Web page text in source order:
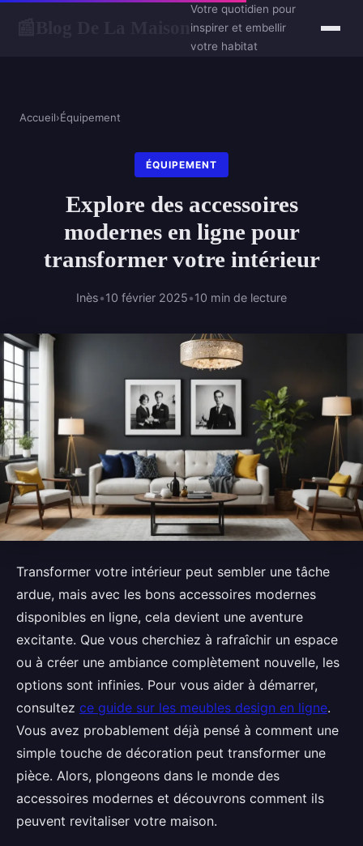
Votre quotidien pour
inspirer et embellir
votre habitat
Accueil›Équipement
ÉQUIPEMENT
Explore des accessoires
modernes en ligne pour
transformer votre intérieur
Inès•10 février 2025•10 min de lecture
Transformer votre intérieur peut sembler une tâche
ardue, mais avec les bons accessoires modernes
disponibles en ligne, cela devient une aventure
excitante. Que vous cherchiez à rafraîchir un espace
ou à créer une ambiance complètement nouvelle, les
options sont infinies. Pour vous aider à démarrer,
consultez ce guide sur les meubles design en ligne.
Vous avez probablement déjà pensé à comment une
simple touche de décoration peut transformer une
pièce. Alors, plongeons dans le monde des
accessoires modernes et découvrons comment ils
peuvent revitaliser votre maison.